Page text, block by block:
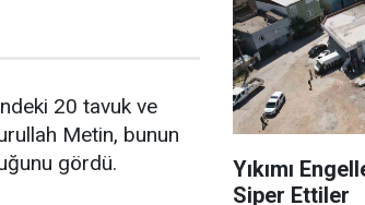
20 tavuk ve
Metin, bunun
gördü.
Yıkımı
Siper Ettiler